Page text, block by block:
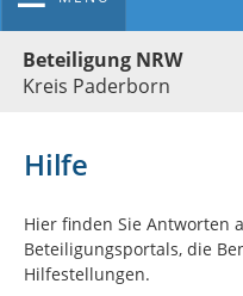
Beteiligung NRW
Kreis Paderborn
Hilfe
Hier finden Sie Antworten
Beteiligungsportals, die
Hilfestellungen.